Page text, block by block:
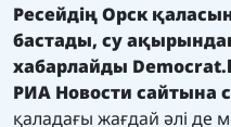
Ресейдің Орск
бастады, су
хабарлайды
РИА Новости сайтына
қаладағы жағдай әлі де